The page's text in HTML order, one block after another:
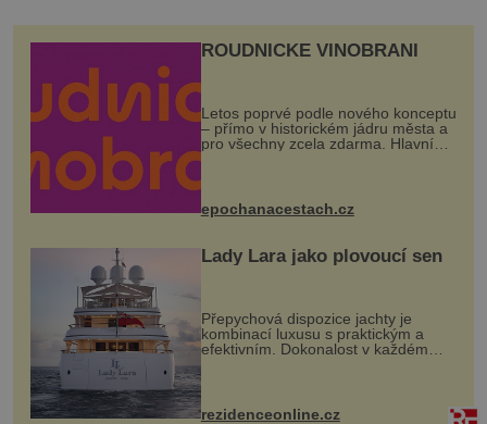
ROUDNICKÉ VINOBRANÍ
Letos poprvé podle nového konceptu
– přímo v historickém jádru města a
pro všechny zcela zdarma. Hlavní
program se odehraje na Karlově a
mohou těšit na víno, burčák, pes...
epochanacestach.cz
Lady Lara jako plovoucí sen
Přepychová dispozice jachty je
kombinací luxusu s praktickým a
efektivním. Dokonalost v každém
detailu představuje značka Fendi
Casa, kterou byly vybaveny její
paluby. Monacký přístav nabízí
každoročn...
rezidenceonline.cz